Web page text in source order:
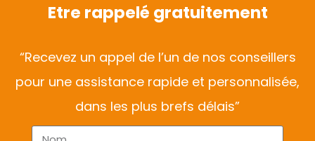
Etre rappelé gratuitement
“Recevez un appel de l’un de nos conseillers
pour une assistance rapide et personnalisée,
dans les plus brefs délais”